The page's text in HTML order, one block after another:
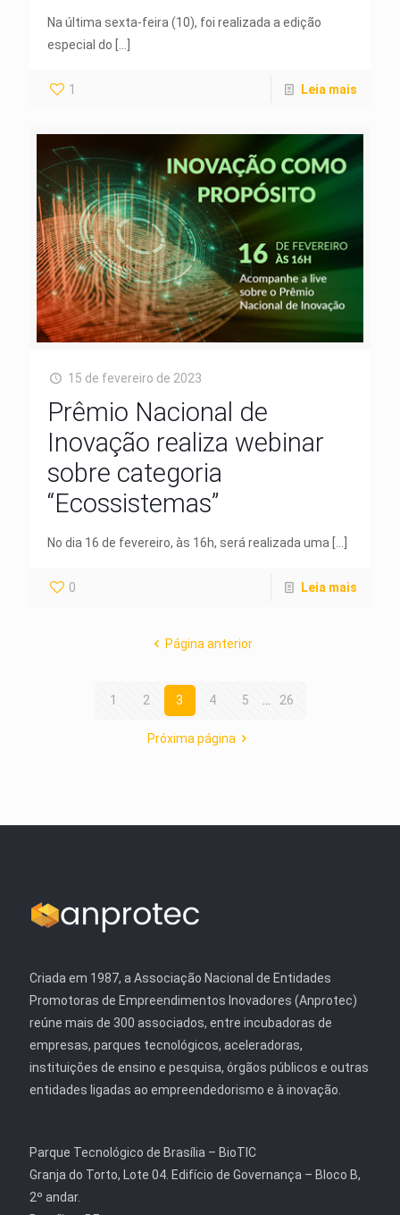
Na última sexta-feira (10), foi realizada a edição
especial do […]
1 Leia mais
15 de fevereiro de 2023
Prêmio Nacional de
Inovação realiza webinar
sobre categoria
“Ecossistemas”
No dia 16 de fevereiro, às 16h, será realizada uma
0 Leia mais
Página anterior
1 2 3 4 5 26
Próxima página
Criada em 1987, a Associação Nacional de Entidades
Promotoras de Empreendimentos Inovadores (Anprotec)
reúne mais de 300 associados, entre incubadoras de
empresas, parques tecnológicos, aceleradoras,
instituições de ensino e pesquisa, órgãos públicos e outras
entidades ligadas ao empreendedorismo e à inovação.
Parque Tecnológico de Brasília – BioTIC
Granja do Torto, Lote 04. Edifício de Governança – Bloco B,
2º andar.